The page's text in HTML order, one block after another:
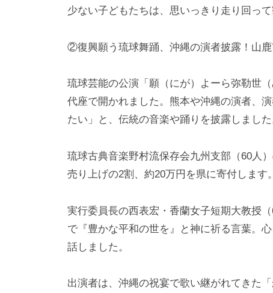
少ない子どもたちは、思いっきり走り回って
②復興願う琉球舞踊、沖縄の演者披露！山
琉球芸能の公演「願（にが）よーら弥勒世
代座で開かれました。熊本や沖縄の演者、
たい」と、伝統の音楽や踊りを披露しました
琉球古典音楽野村流保存会九州支部（60人
売り上げの2割、約20万円を県に寄付します。
実行委員長の西表宏・香蘭女子短期大教授
で『豊かな平和の世を』と神に祈る言葉。
話しました。
出演者は、沖縄の祝宴で歌い継がれてきた